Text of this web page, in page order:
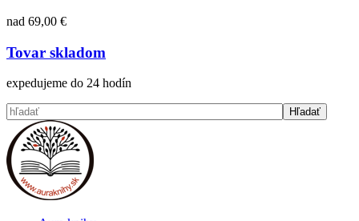
nad 69,00 €
Tovar skladom
expedujeme do 24 hodín